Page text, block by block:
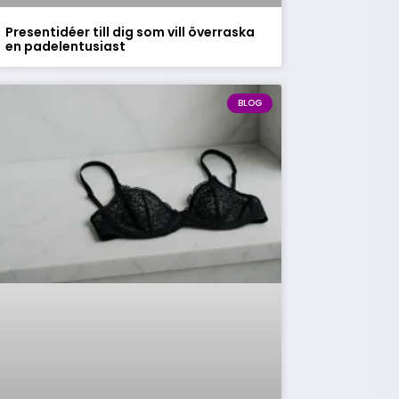
Presentidéer till dig som vill överraska
en padelentusiast
BLOG